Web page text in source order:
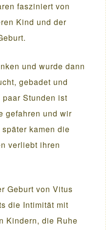
fasziniert von
Kind und der
und wurde dann
gebadet und
Stunden ist
gefahren und wir
kamen die
verliebt ihren
Geburt von Vitus
die Intimität mit
Kindern, die Ruhe